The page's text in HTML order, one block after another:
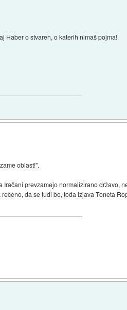
Haber o stvareh, o katerih nimaš pojma!
oblast!".
prevzamejo normalizirano državo,
da se tudi bo, toda izjava Toneta